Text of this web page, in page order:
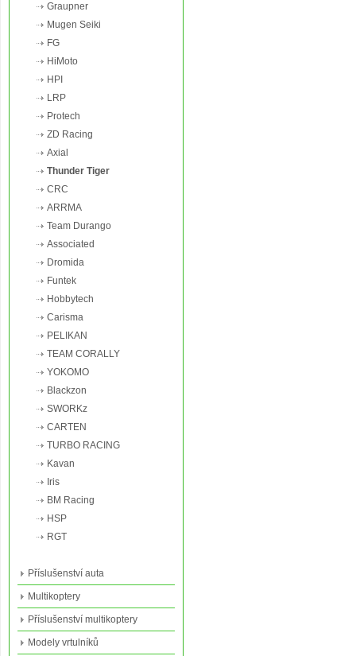
Graupner
Mugen Seiki
FG
HiMoto
HPI
LRP
Protech
ZD Racing
Axial
Thunder Tiger
CRC
ARRMA
Team Durango
Associated
Dromida
Funtek
Hobbytech
Carisma
PELIKAN
TEAM CORALLY
YOKOMO
Blackzon
SWORKz
CARTEN
TURBO RACING
Kavan
Iris
BM Racing
HSP
RGT
Příslušenství auta
Multikoptery
Příslušenství multikoptery
Modely vrtulníků